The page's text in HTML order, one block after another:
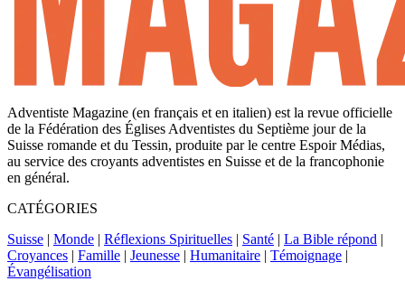
Adventiste Magazine (en français et en italien) est la revue officielle
de la Fédération des Églises Adventistes du Septième jour de la
Suisse romande et du Tessin, produite par le centre Espoir Médias,
au service des croyants adventistes en Suisse et de la francophonie
en général.
CATÉGORIES
Suisse | Monde | Réflexions Spirituelles | Santé | La Bible répond |
Croyances | Famille | Jeunesse | Humanitaire | Témoignage |
Évangélisation